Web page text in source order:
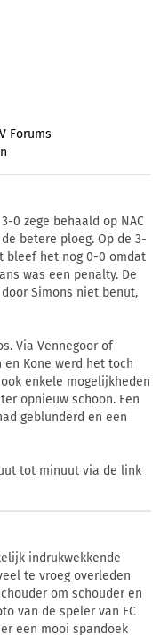
Forums
0 zege behaald op NAC
betere ploeg. Op de 3-
bleef het nog 0-0 omdat
was een penalty. De
Simons niet benut,
Via Vennegoor of
Kone werd het toch
enkele mogelijkheden
opnieuw schoon. Een
geblunderd en een
tot minuut via de link
indrukwekkende
te vroeg overleden
om schouder en
van de speler van FC
een mooi spandoek